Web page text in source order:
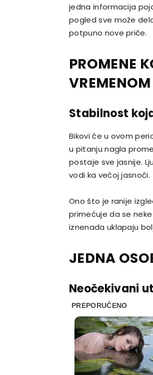
jedna informacija
pogled sve može
potpuno nove priče.
PROMENE
VREMENOM
Stabilnost
Bikovi će u ovom
u pitanju nagla
postaje sve jasnije.
vodi ka većoj jasnoći.
Ono što je ranije
primećuje da se
iznenada uklapaju
JEDNA
Neočekivani